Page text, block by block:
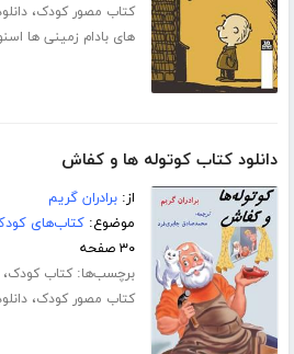
کتاب مصور کودک،
های بادام زمینی ها
دانلود کتاب کوتوله ها و کفاش
از:برادران گریم
موضوع:کتاب‌های
۳۰ صفحه
برچسب‌ها:کتاب کودک
کتاب مصور کودک،